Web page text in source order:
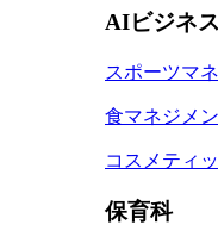
AIビジネ
スポーツマ
食マネジメ
コスメティ
保育科